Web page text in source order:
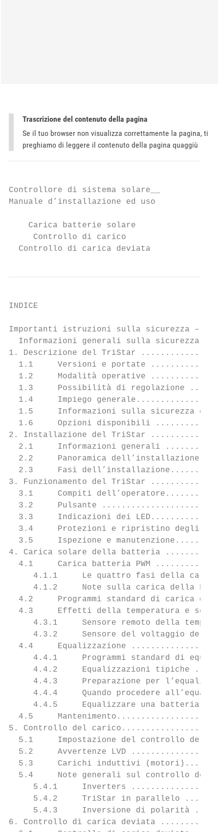
Trascrizione del contenuto della pagina
Se il tuo browser non visualizza correttamente la pagina, ti
preghiamo di leggere il contenuto della pagina quaggiù
Controllore di sistema solare__
Manuale d’installazione ed uso
    Carica batterie solare
     Controllo di carico
  Controllo di carica deviata
INDICE
Importanti istruzioni sulla
Informazioni generali sulla sicurezza
1. Descrizione del TriStar
1.1     Versioni e portate
1.2     Modalità operative
1.3     Possibilità di regolazione
1.4     Impiego
1.5     Informazioni sulla sicurezza e
1.6     Opzioni disponibili
2. Installazione del TriStar
2.1     Informazioni generali
2.2     Panoramica dell’installazione
2.3     Fasi
3. Funzionamento del TriStar
3.1     Compiti
3.2     Pulsante
3.3     Indicazioni dei
3.4     Protezioni e ripristino degli
3.5     Ispezione e
4. Carica solare della batteria
4.1     Carica batteria PWM
4.1.1     Le quattro fasi della
4.1.2     Note sulla carica della
4.2     Programmi standard di carica
4.3     Effetti della temperatura e
4.3.1     Sensore remoto della
4.3.2     Sensore del voltaggio
4.4     Equalizzazione
4.4.1     Programmi standard di
4.4.2     Equalizzazioni tipiche
4.4.3     Preparazione per
4.4.4     Quando procedere
4.4.5     Equalizzare una batteria
4.5
5. Controllo del
5.1     Impostazione del controllo del
5.2     Avvertenze LVD
5.3     Carichi induttivi
5.4     Note generali sul controllo del
5.4.1     Inverters
5.4.2     TriStar in parallelo
5.4.3     Inversione di polarità
6. Controllo di carica deviata